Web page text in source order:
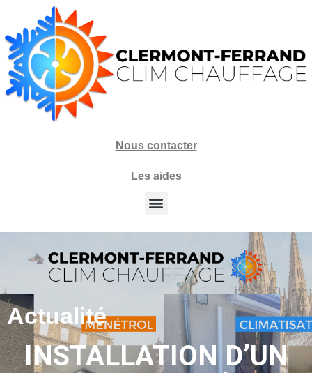
Nous contacter
Les aides
Actualité
INSTALLATION D’UN